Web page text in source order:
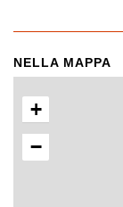
NELLA MAPPA
+
−